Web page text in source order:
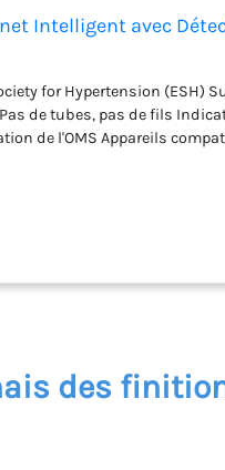
Intelligent avec
for Hypertension (ESH)
de tubes, pas de fils
de l'OMS Appareils
des